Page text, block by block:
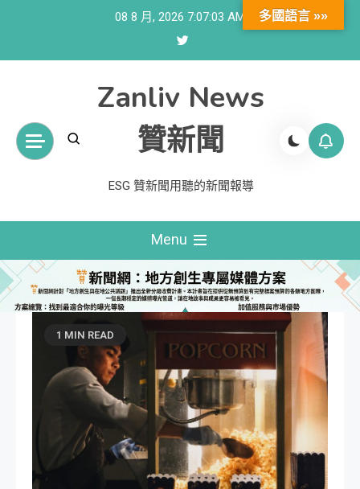
08 8 月, 2026 7:07:04 AM
Zanliv News
贊新聞
ESG 贊新聞用聽的新聞報導
Menu
1 MIN READ
多國語言 »»